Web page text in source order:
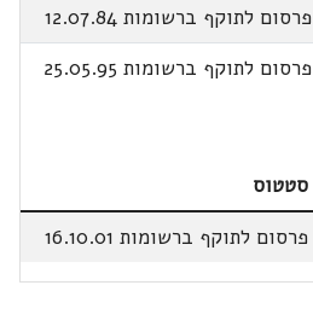
פרסום לתוקף ברשומות 12.07.84
פרסום לתוקף ברשומות 25.05.95
סטטוס
פרסום לתוקף ברשומות 16.10.01